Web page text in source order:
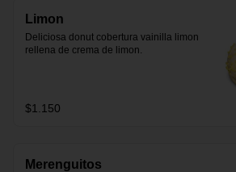
Limon
Deliciosa donut cobertura vainilla limon
rellena de crema de limon.
$1.150
Merenguitos